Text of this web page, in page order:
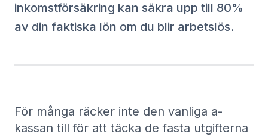
inkomstförsäkring kan säkra upp till 80%
av din faktiska lön om du blir arbetslös.
För många räcker inte den vanliga a-
kassan till för att täcka de fasta utgifterna